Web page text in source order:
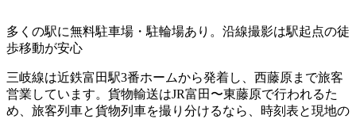
多くの駅に無料駐車場・駐輪場あり。沿線撮影は駅起点の徒
歩移動が安心
三岐線は近鉄富田駅3番ホームから発着し、西藤原まで旅客
営業しています。貨物輸送はJR富田〜東藤原で行われるた
め、旅客列車と貨物列車を撮り分けるなら、時刻表と現地の